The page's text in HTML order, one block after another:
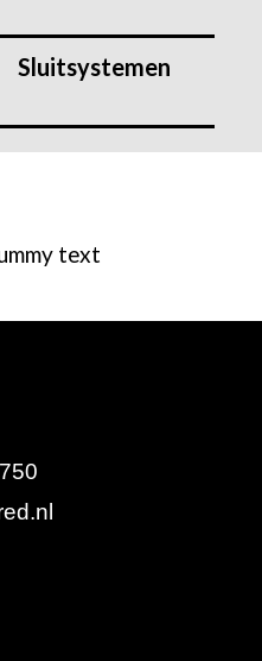
Sluitsystemen
text